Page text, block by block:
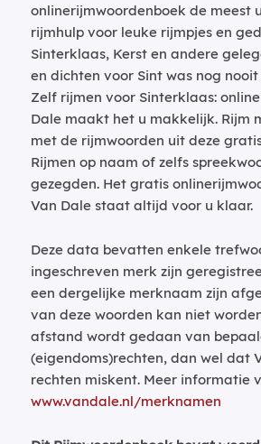
onlinerijmwoordenboek de meest
rijmhulp voor leuke rijmpjes en
Sinterklaas, Kerst en andere
en dichten voor Sint was nog
Zelf rijmen voor Sinterklaas:
Dale maakt het u makkelijk. Rijm
met de rijmwoorden uit deze
Rijmen op naam of zelfs
gezegden. Het gratis
Van Dale staat altijd voor u klaar.
Deze data bevatten enkele
ingeschreven merk zijn
een dergelijke merknaam zijn
van deze woorden kan niet
afstand wordt gedaan van
(eigendoms)rechten, dan wel dat
rechten miskent. Meer informatie
www.vandale.nl/merknamen